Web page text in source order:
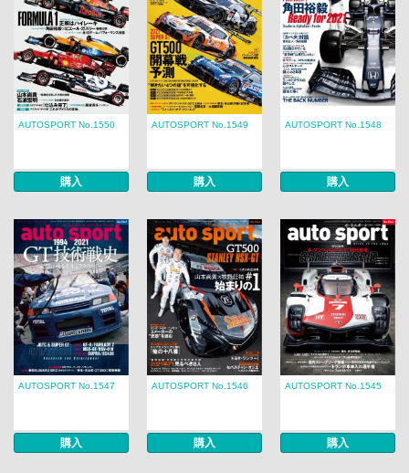
AUTOSPORT No.1550
購入
AUTOSPORT No.1549
購入
AUTOSPORT No.1548
購入
AUTOSPORT No.1547
購入
AUTOSPORT No.1546
購入
AUTOSPORT No.1545
購入